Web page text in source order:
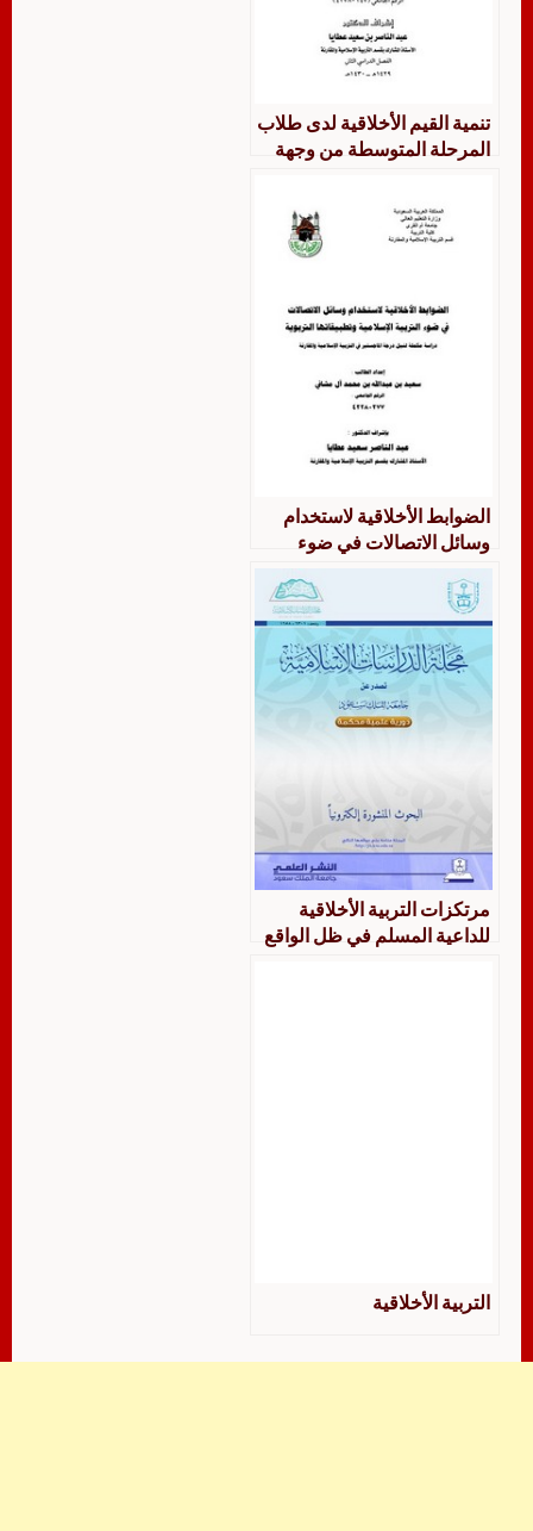
تنمية القيم الأخلاقية لدى طلاب
المرحلة المتوسطة من وجهة
الضوابط الأخلاقية لاستخدام
وسائل الاتصالات في ضوء
التربية الإسلامية وتطبيقاتها
التربوية
مرتكزات التربية الأخلاقية
للداعية المسلم في ظل الواقع
التربية الأخلاقية